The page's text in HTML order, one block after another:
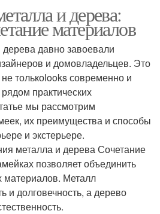
и дерева:
материалов
давно завоевали
и домовладельцев. Это
толькоlooks современно и
практических
мы рассмотрим
их преимущества и способы
и экстерьере.
металла и дерева Сочетание
позволяет объединить
материалов. Металл
и долговечность, а дерево